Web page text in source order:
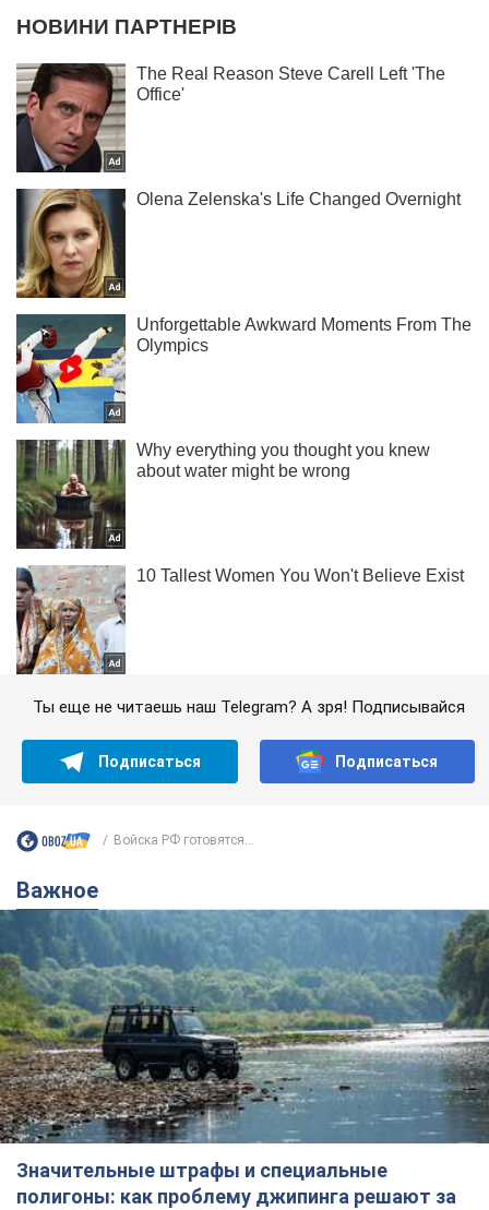
Ты еще не читаешь наш Telegram? А зря! Подписывайся
Подписаться Подписаться
Войска РФ готовятся...
Важное
Значительные штрафы и специальные
полигоны: как проблему джипинга решают за